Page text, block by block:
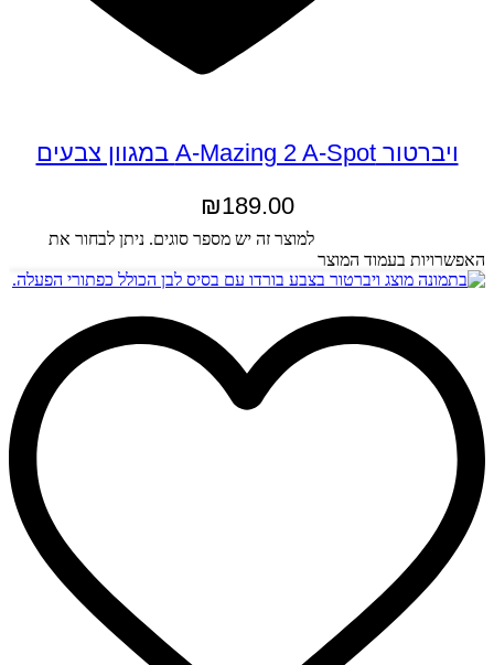
ויברטור A-Mazing 2 A-Spot במגוון צבעים
₪189.00
למוצר זה יש מספר סוגים. ניתן לבחור את
האפשרויות בעמוד המוצר